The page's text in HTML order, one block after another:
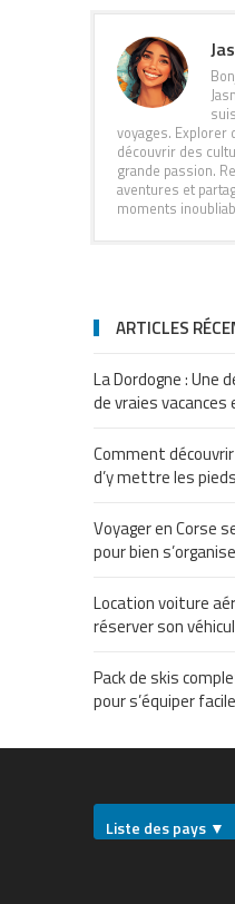
voyages. Explorer
découvrir des
grande passion.
aventures et
moments
ARTICLES
La Dordogne : Une
de vraies
Comment
d’y mettre les
Voyager en Corse
pour bien
Location voiture
réserver son
Pack de skis
pour s’équiper
Liste des pays ▼